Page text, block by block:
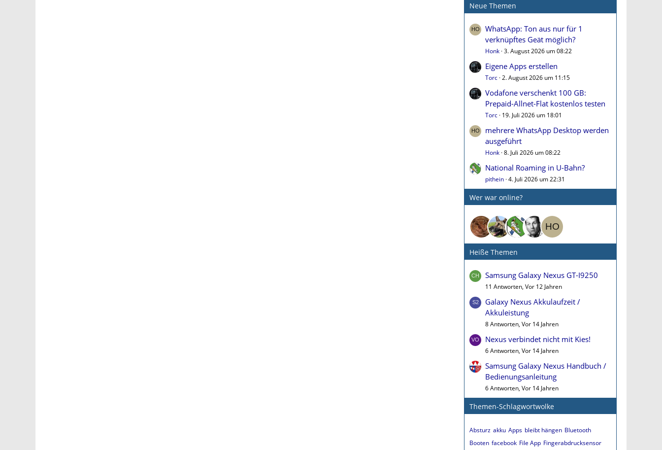
Neue Themen
WhatsApp: Ton aus nur für 1
verknüpftes Geät möglich?
Honk 3. August 2026 um 08:22
Eigene Apps erstellen
Torc 2. August 2026 um 11:15
Vodafone verschenkt 100 GB:
Prepaid-Allnet-Flat kostenlos testen
Torc 19. Juli 2026 um 18:01
mehrere WhatsApp Desktop werden
ausgeführt
Honk 8. Juli 2026 um 08:22
National Roaming in U-Bahn?
pithein 4. Juli 2026 um 22:31
Wer war online?
Heiße Themen
Samsung Galaxy Nexus GT-I9250
11 Antworten, Vor 12 Jahren
Galaxy Nexus Akkulaufzeit /
Akkuleistung
8 Antworten, Vor 14 Jahren
Nexus verbindet nicht mit Kies!
6 Antworten, Vor 14 Jahren
Samsung Galaxy Nexus Handbuch /
Bedienungsanleitung
6 Antworten, Vor 14 Jahren
Themen-Schlagwortwolke
Absturz akku Apps bleibt hängen Bluetooth
Booten facebook File App Fingerabdrucksensor